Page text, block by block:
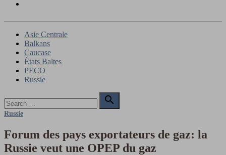
Asie Centrale
Balkans
Caucase
États Baltes
PECO
Russie
for:

Search
Russie
Forum des pays exportateurs de gaz: la
Russie veut une OPEP du gaz